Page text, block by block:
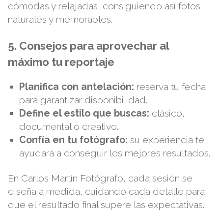
cómodas y relajadas, consiguiendo así fotos
naturales y memorables.
5. Consejos para aprovechar al
máximo tu reportaje
Planifica con antelación: reserva tu fecha
para garantizar disponibilidad.
Define el estilo que buscas: clásico,
documental o creativo.
Confía en tu fotógrafo: su experiencia te
ayudará a conseguir los mejores resultados.
En Carlos Martín Fotógrafo, cada sesión se
diseña a medida, cuidando cada detalle para
que el resultado final supere las expectativas.